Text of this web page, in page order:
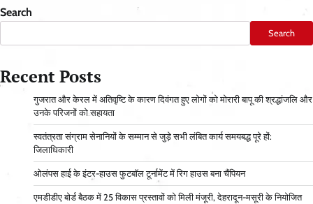
Search
Search
Recent Posts
गुजरात और केरल में अतिवृष्टि के कारण दिवंगत हुए लोगों को मोरारी बापू की श्रद्धांजलि और
उनके परिजनों को सहायता
स्वतंत्रता संग्राम सेनानियों के सम्मान से जुड़े सभी लंबित कार्य समयबद्ध पूरे हों:
जिलाधिकारी
ओलंपस हाई के इंटर-हाउस फुटबॉल टूर्नामेंट में रिग हाउस बना चैंपियन
एमडीडीए बोर्ड बैठक में 25 विकास प्रस्तावों को मिली मंजूरी, देहरादून-मसूरी के नियोजित